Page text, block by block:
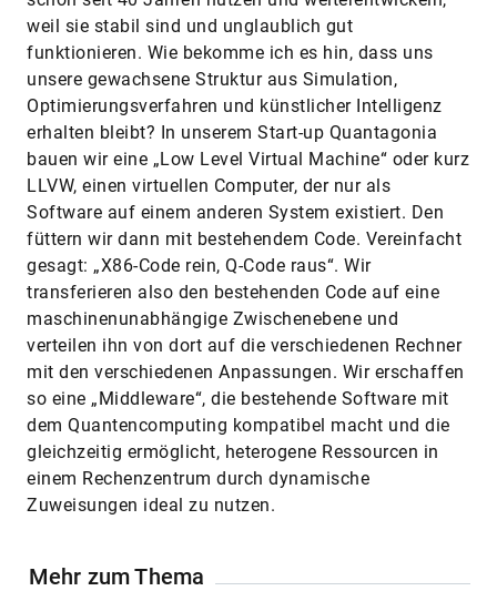
weil sie stabil sind und unglaublich gut
funktionieren. Wie bekomme ich es hin, dass uns
unsere gewachsene Struktur aus Simulation,
Optimierungsverfahren und künstlicher Intelligenz
erhalten bleibt? In unserem Start-up Quantagonia
bauen wir eine „Low Level Virtual Machine“ oder kurz
LLVW, einen virtuellen Computer, der nur als
Software auf einem anderen System existiert. Den
füttern wir dann mit bestehendem Code. Vereinfacht
gesagt: „X86-Code rein, Q-Code raus“. Wir
transferieren also den bestehenden Code auf eine
maschinenunabhängige Zwischenebene und
verteilen ihn von dort auf die verschiedenen Rechner
mit den verschiedenen Anpassungen. Wir erschaffen
so eine „Middleware“, die bestehende Software mit
dem Quantencomputing kompatibel macht und die
gleichzeitig ermöglicht, heterogene Ressourcen in
einem Rechenzentrum durch dynamische
Zuweisungen ideal zu nutzen.
Mehr zum Thema